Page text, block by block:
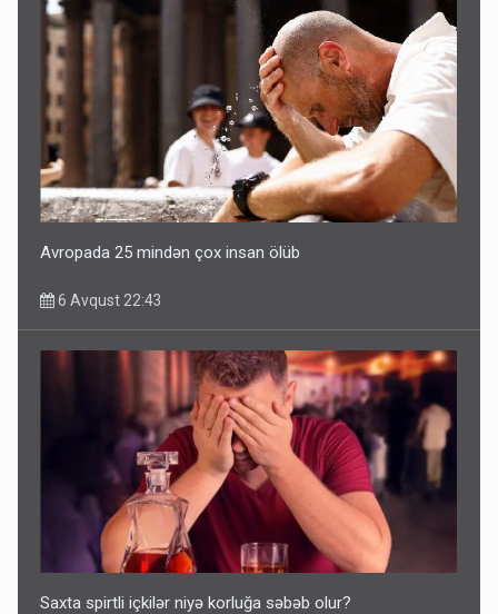
Avropada 25 mindən çox insan ölüb
6 Avqust 22:43
Saxta spirtli içkilər niyə korluğa səbəb olur?